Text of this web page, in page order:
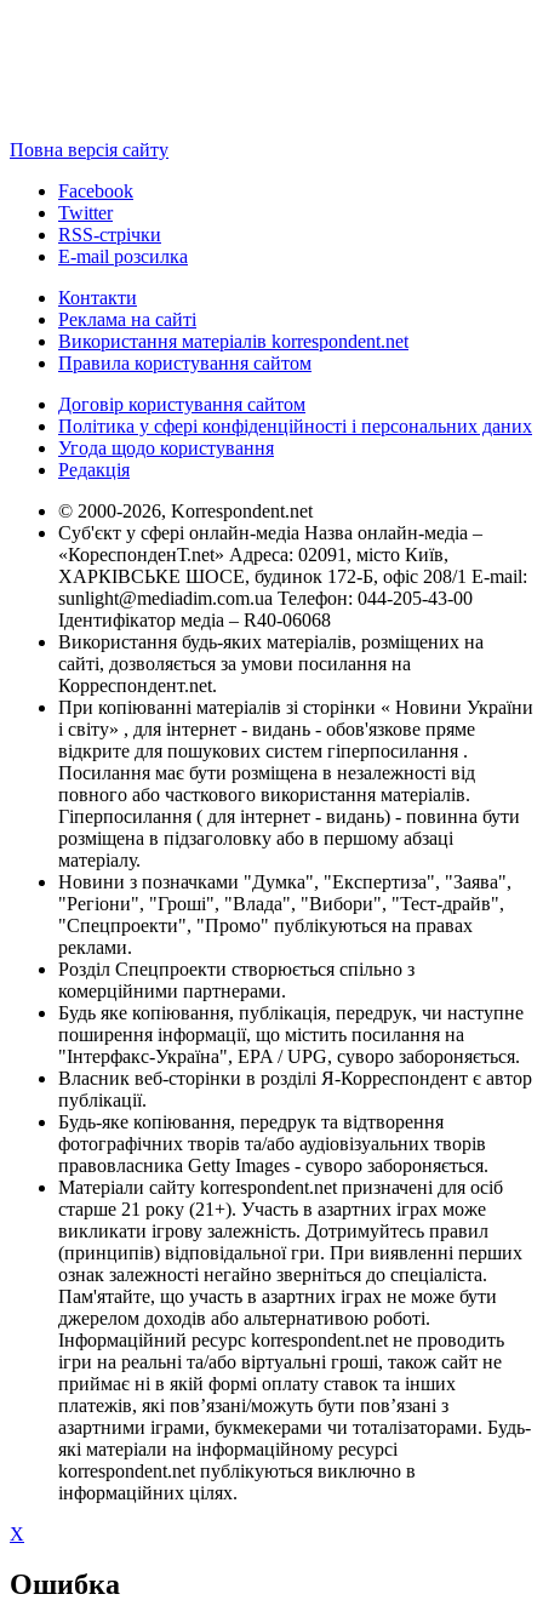
Повна версія сайту
Facebook
Twitter
RSS-стрічки
E-mail розсилка
Контакти
Реклама на сайті
Використання матеріалів korrespondent.net
Правила користування сайтом
Договір користування сайтом
Політика у сфері конфіденційності і персональних даних
Угода щодо користування
Редакція
© 2000-2026, Korrespondent.net
Суб'єкт у сфері онлайн-медіа Назва онлайн-медіа –
«КореспонденТ.net» Адреса: 02091, місто Київ,
ХАРКІВСЬКЕ ШОСЕ, будинок 172-Б, офіс 208/1 E-mail:
sunlight@mediadim.com.ua Телефон: 044-205-43-00
Ідентифікатор медіа – R40-06068
Використання будь-яких матеріалів, розміщених на
сайті, дозволяється за умови посилання на
Корреспондент.net.
При копіюванні матеріалів зі сторінки « Новини України
і світу» , для інтернет - видань - обов'язкове пряме
відкрите для пошукових систем гіперпосилання .
Посилання має бути розміщена в незалежності від
повного або часткового використання матеріалів.
Гіперпосилання ( для інтернет - видань) - повинна бути
розміщена в підзаголовку або в першому абзаці
матеріалу.
Новини з позначками "Думка", "Експертиза", "Заява",
"Регіони", "Гроші", "Влада", "Вибори", "Тест-драйв",
"Спецпроекти", "Промо" публікуються на правах
реклами.
Розділ Спецпроекти створюється спільно з
комерційними партнерами.
Будь яке копіювання, публікація, передрук, чи наступне
поширення інформації, що містить посилання на
"Інтерфакс-Україна", EPA / UPG, суворо забороняється.
Власник веб-сторінки в розділі Я-Корреспондент є автор
публікації.
Будь-яке копіювання, передрук та відтворення
фотографічних творів та/або аудіовізуальних творів
правовласника Getty Images - суворо забороняється.
Матеріали сайту korrespondent.net призначені для осіб
старше 21 року (21+). Участь в азартних іграх може
викликати ігрову залежність. Дотримуйтесь правил
(принципів) відповідальної гри. При виявленні перших
ознак залежності негайно зверніться до спеціаліста.
Пам'ятайте, що участь в азартних іграх не може бути
джерелом доходів або альтернативою роботі.
Інформаційний ресурс korrespondent.net не проводить
ігри на реальні та/або віртуальні гроші, також сайт не
приймає ні в якій формі оплату ставок та інших
платежів, які пов’язані/можуть бути пов’язані з
азартними іграми, букмекерами чи тоталізаторами. Будь-
які матеріали на інформаційному ресурсі
korrespondent.net публікуються виключно в
інформаційних цілях.
X
Ошибка